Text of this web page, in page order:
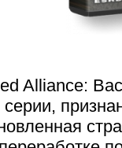
Alliance:
серии,